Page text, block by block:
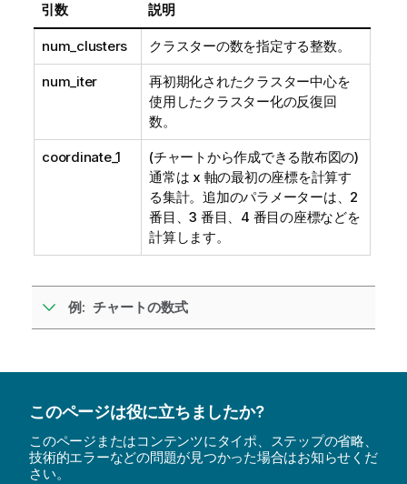
引数 説明
num_clusters クラスターの数を指定する整数。
num_iter
再初期化されたクラスター中心を
使用したクラスター化の反復回
数。
coordinate_1
(チャートから作成できる散布図の)
通常は x 軸の最初の座標を計算す
る集計。追加のパラメーターは、2
番目、3 番目、4 番目の座標などを
計算します。
例: チャートの数式
このページは役に立ちましたか?
このページまたはコンテンツにタイポ、ステップの省略、
技術的エラーなどの問題が見つかった場合はお知らせくだ
さい。